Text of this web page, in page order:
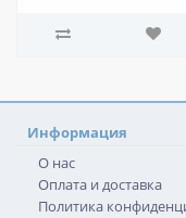
Информация
О нас
Оплата и доставка
Политика